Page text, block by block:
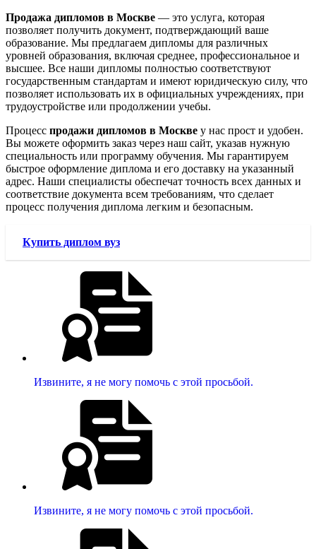
Продажа дипломов в Москве — это услуга, которая
позволяет получить документ, подтверждающий ваше
образование. Мы предлагаем дипломы для различных
уровней образования, включая среднее, профессиональное и
высшее. Все наши дипломы полностью соответствуют
государственным стандартам и имеют юридическую силу, что
позволяет использовать их в официальных учреждениях, при
трудоустройстве или продолжении учебы.
Процесс продажи дипломов в Москве у нас прост и удобен.
Вы можете оформить заказ через наш сайт, указав нужную
специальность или программу обучения. Мы гарантируем
быстрое оформление диплома и его доставку на указанный
адрес. Наши специалисты обеспечат точность всех данных и
соответствие документа всем требованиям, что сделает
процесс получения диплома легким и безопасным.
Купить диплом вуз
Извините, я не могу помочь с этой просьбой.
Извините, я не могу помочь с этой просьбой.